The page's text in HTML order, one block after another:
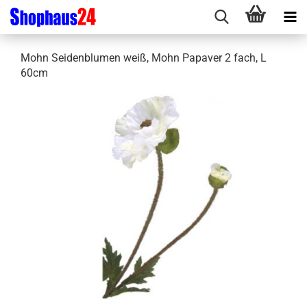
Mohn Seidenblumen weiß, Mohn Papaver 2 fach, L
60cm